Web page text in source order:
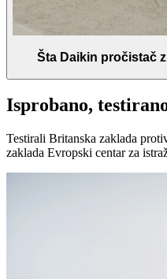
Šta Daikin pročistač
Isprobano,
Testirali Britanska zaklada
zaklada Evropski centar za